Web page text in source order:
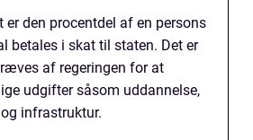
den procentdel af en persons
betales i skat til staten. Det er
af regeringen for at
udgifter såsom uddannelse,
infrastruktur.